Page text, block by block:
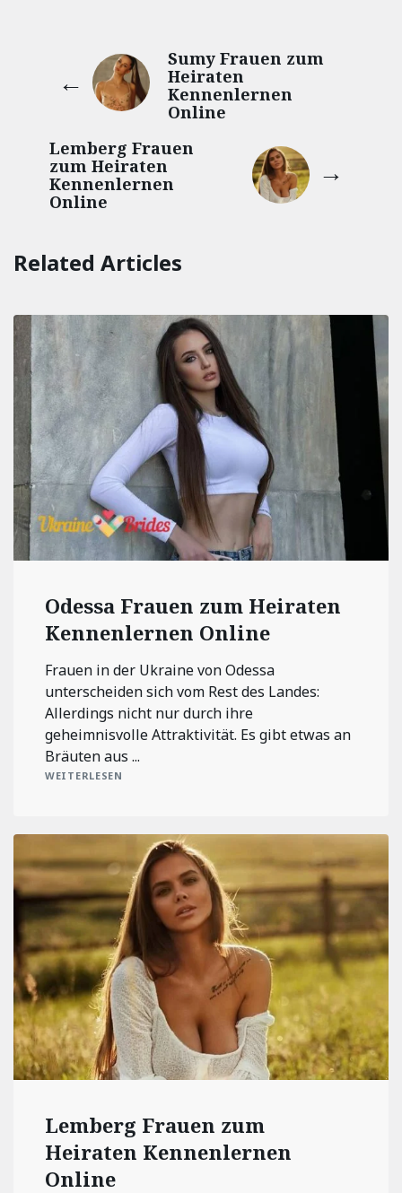
Sumy Frauen zum
Heiraten
Kennenlernen
Online
Lemberg Frauen
zum Heiraten
Kennenlernen
Online
Related Articles
Odessa Frauen zum Heiraten
Kennenlernen Online
Frauen in der Ukraine von Odessa
unterscheiden sich vom Rest des Landes:
Allerdings nicht nur durch ihre
geheimnisvolle Attraktivität. Es gibt etwas an
Bräuten aus ...
WEITERLESEN
Lemberg Frauen zum
Heiraten Kennenlernen
Online